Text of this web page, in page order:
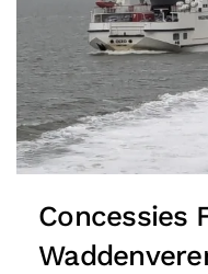
Concessies